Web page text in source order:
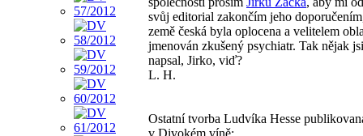
svůj editorial zakončím jeho
země česká byla oplocena a velitelem
jmenován zkušený psychiatr. Tak nějak
napsal, Jirko, viď?
L. H.
Ostatní tvorba Ludvíka Hesse
v Divokém víně: